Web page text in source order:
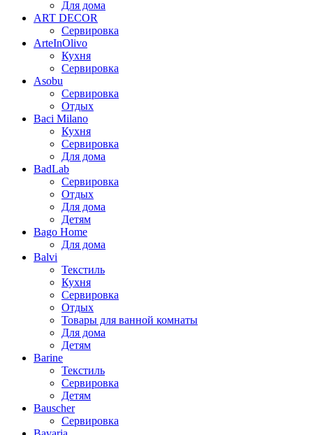
Для дома
ART DECOR
Сервировка
ArteInOlivo
Кухня
Сервировка
Asobu
Сервировка
Отдых
Baci Milano
Кухня
Сервировка
Для дома
BadLab
Сервировка
Отдых
Для дома
Детям
Bago Home
Для дома
Balvi
Текстиль
Кухня
Сервировка
Отдых
Товары для ванной комнаты
Для дома
Детям
Barine
Текстиль
Сервировка
Детям
Bauscher
Сервировка